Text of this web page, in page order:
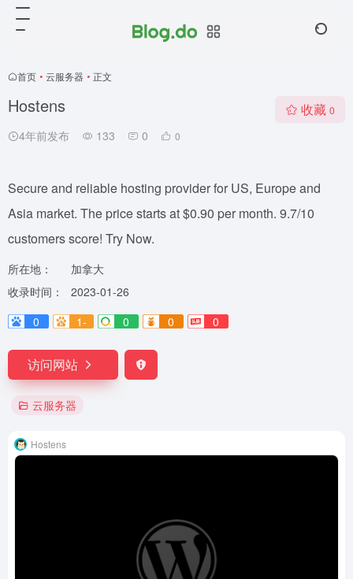
首页 • 云服务器 • 正文
Hostens
4年前发布 133 0 0
收藏 0
Secure and reliable hosting provider for US, Europe and
Asia market. The price starts at $0.90 per month. 9.7/10
customers score! Try Now.
所在地：
加拿大
收录时间：
2023-01-26
0
1- 0 0 0
访问网站
云服务器
Hostens